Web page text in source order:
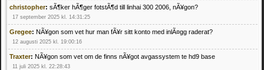
christopher: sÃ¶ker hÃ¶ger fotstÃ¶d till linhai 300 2006, nÃ¥gon?
17 september 2025 kl. 14:31:25
Gregee: NÃ¥gon som vet hur man fÃ¥r sitt konto med inlÃ¤gg raderat?
12 augusti 2025 kl. 19:00:16
Traxter: NÃ¥gon som vet om de finns nÃ¥got avgassystem te hd9 base
11 juli 2025 kl. 22:28:43